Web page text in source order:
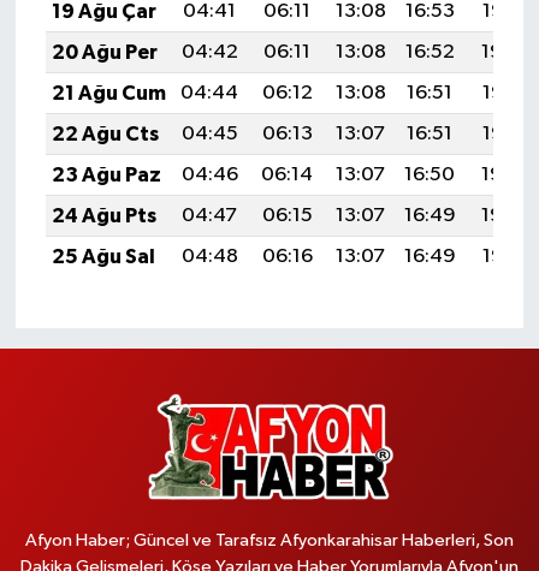
19 Ağu Çar
04:41 06:11 13:08 16:53
19:56
20 Ağu Per
04:42 06:11 13:08 16:52
19:54
21 Ağu Cum
04:44 06:12 13:08 16:51
19:53
22 Ağu Cts
04:45 06:13 13:07 16:51
19:52
23 Ağu Paz
04:46 06:14 13:07 16:50
19:50
24 Ağu Pts
04:47 06:15 13:07 16:49
19:49
25 Ağu Sal
04:48 06:16 13:07 16:49 19:47
Afyon Haber; Güncel ve Tarafsız Afyonkarahisar Haberleri, Son
Dakika Gelişmeleri, Köşe Yazıları ve Haber Yorumlarıyla Afyon'un